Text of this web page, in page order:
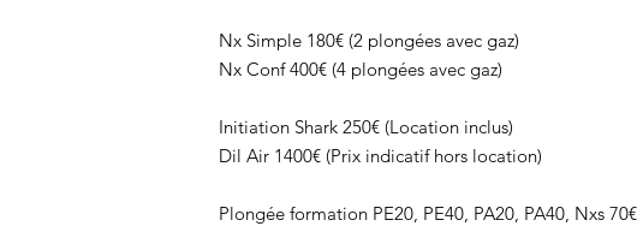
Nx Simple 180€ (2 plongées avec gaz)
Nx Conf 400€ (4 plongées avec gaz)
Initiation Shark 250€ (Location inclus)
Dil Air 1400€ (Prix indicatif hors location)
Plongée formation PE20, PE40, PA20, PA40, Nxs 70€